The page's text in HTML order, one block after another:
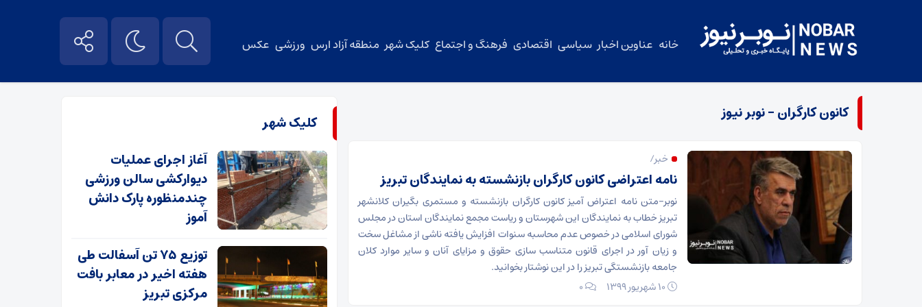
خانه عناوین اخبار سیاسی اقتصادی فرهنگ و اجتماع کلیک شهر منطقه آزاد ارس ورزشی عکس
کانون کارگران – نوبر نیوز
خبر/
نامه اعتراضی کانون کارگران بازنشسته به نمایندگان تبریز
نوبر-متن نامه اعتراض آمیز کانون کارگران بازنشسته و مستمری بگیران کلانشهر
تبریز خطاب به نمایندگان این شهرستان و ریاست مجمع نمایندگان استان در مجلس
شورای اسلامی در خصوص عدم محاسبه سنوات افزایش یافته ناشی از مشاغل سخت
و زیان آور در اجرای قانون متناسب سازی حقوق و مزایای آنان و سایر موارد کلان
جامعه بازنشستگی تبریز را در این نوشتار بخوانید.
۰
کلیک شهر
آغاز اجرای عملیات
دیوارکشی سالن ورزشی
چندمنظوره پارک دانش
آموز
توزیع ۷۵ تن آسفالت طی
هفته اخیر در معابر بافت
مرکزی تبریز